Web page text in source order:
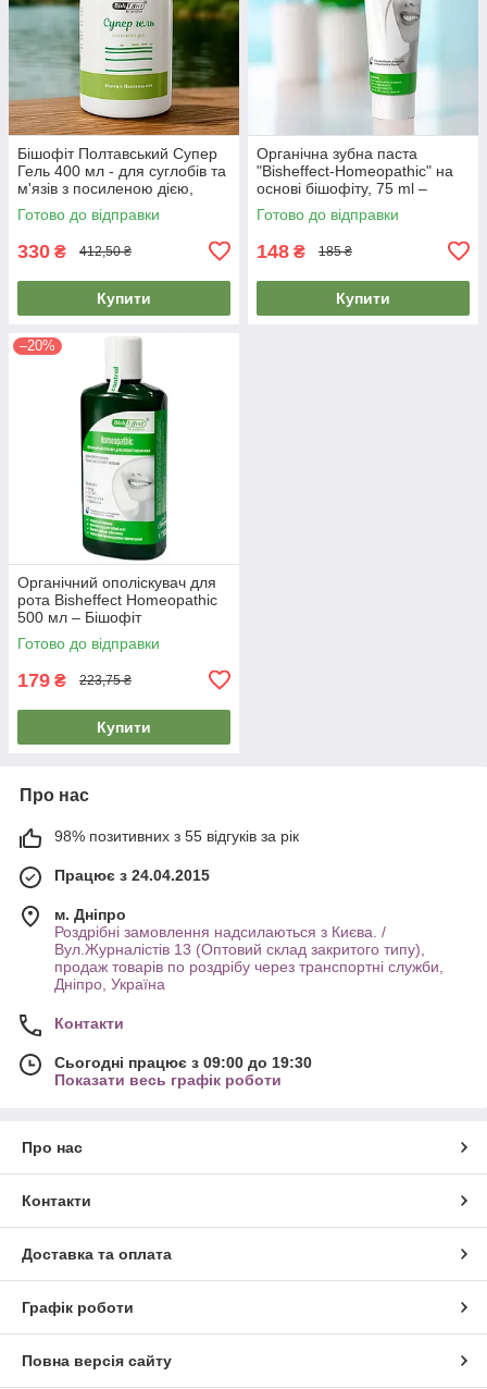
Бішофіт Полтавський Супер
Гель 400 мл - для суглобів та
м'язів з посиленою дією,
протизапальний
Готово до відправки
330 ₴ 412,50 ₴
Купити
Органічна зубна паста
"Bisheffect-Homeopathic" на
основі бішофіту, 75 ml –
натуральна паста без фтору
Готово до відправки
148 ₴ 185 ₴
Купити
–20%
Органічний ополіскувач для
рота Bisheffect Homeopathic
500 мл – Бішофіт
Полтавський, лікувальний
Готово до відправки
179 ₴ 223,75 ₴
Купити
Про нас
98% позитивних з 55 відгуків за рік
Працює з 24.04.2015
м. Дніпро
Роздрібні замовлення надсилаються з Києва. /
Вул.Журналістів 13 (Оптовий склад закритого типу),
продаж товарів по роздрібу через транспортні служби,
Дніпро, Україна
Контакти
Сьогодні працює з 09:00 до 19:30
Показати весь графік роботи
Про нас
Контакти
Доставка та оплата
Графік роботи
Повна версія сайту